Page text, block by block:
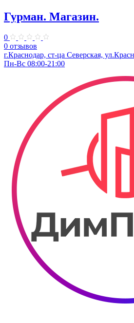
Гурман. Магазин.
0
0 отзывов
г.Краснодар, ст-ца Северская,
Пн-Вс 08:00-21:00